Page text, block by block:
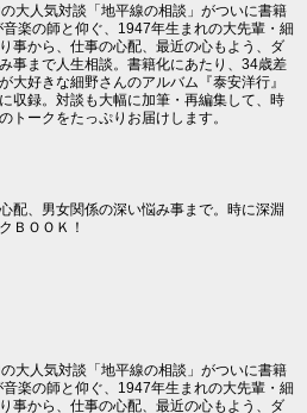
大人気対談「地平線の相談」がついに書籍
楽の師と仰ぐ、1947年生まれの大先輩・細
事から、仕事の心配、最近の心もよう、ダ
事まで人生相談。書籍化にあたり、34歳差
大好きな細野さんのアルバム『泰安洋行』
収録。対談も大幅に加筆・再編集して、時
トークをたっぷりお届けします。
配、男女関係の深い悩み事まで。時に深淵
ＢＯＯＫ！
大人気対談「地平線の相談」がついに書籍
楽の師と仰ぐ、1947年生まれの大先輩・細
事から、仕事の心配、最近の心もよう、ダ